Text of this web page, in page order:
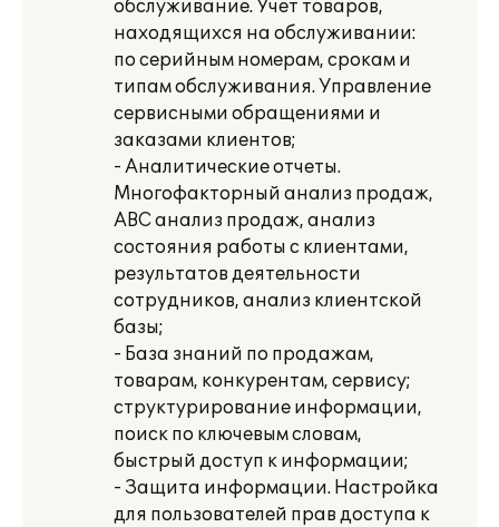
обслуживание. Учет товаров,
находящихся на обслуживании:
по серийным номерам, срокам и
типам обслуживания. Управление
сервисными обращениями и
заказами клиентов;
- Аналитические отчеты.
Многофакторный анализ продаж,
АВС анализ продаж, анализ
состояния работы с клиентами,
результатов деятельности
сотрудников, анализ клиентской
базы;
- База знаний по продажам,
товарам, конкурентам, сервису;
структурирование информации,
поиск по ключевым словам,
быстрый доступ к информации;
- Защита информации. Настройка
для пользователей прав доступа к